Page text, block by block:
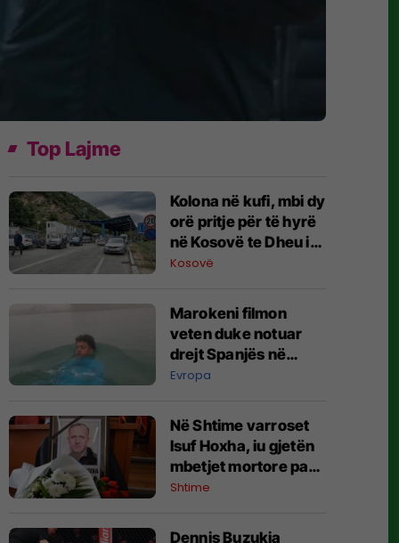
Top Lajme
Kolona në kufi, mbi dy
orë pritje për të hyrë
në Kosovë te Dheu i
Bardhë
Kosovë
Marokeni filmon
veten duke notuar
drejt Spanjës në
ndjekje të ëndrrës
Evropa
Në Shtime varroset
Isuf Hoxha, iu gjetën
mbetjet mortore pas
27 vjetësh
Shtime
Dennis Buzukja